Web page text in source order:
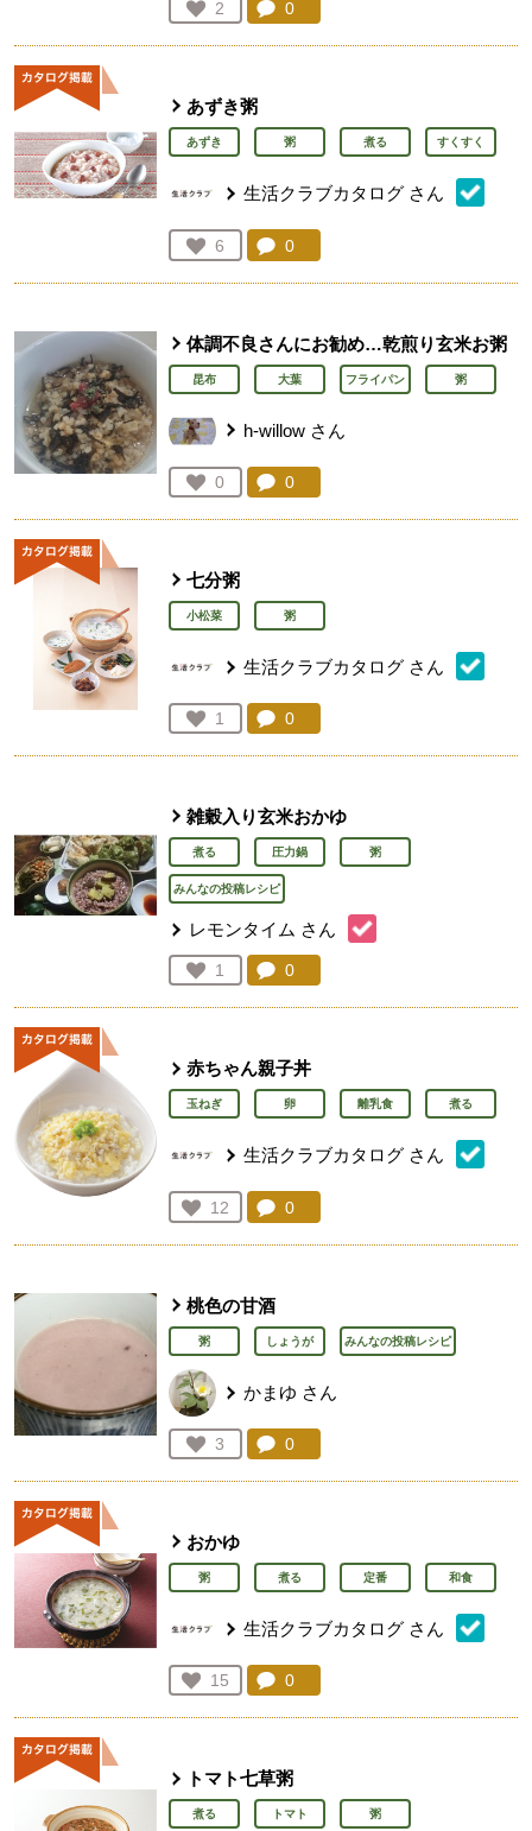
お気に入り登録：
2
人が登録
コメント：
0
あずき粥
あずき 粥 煮る すくすく
生活クラブカタログ さん
お気に入り登録：
6
人が登録
コメント：
0
体調不良さんにお勧め…乾煎り玄米お粥
昆布 大葉 フライパン 粥
h-willow さん
お気に入り登録：
0
人が登録
コメント：
0
七分粥
小松菜 粥
生活クラブカタログ さん
お気に入り登録：
1
人が登録
コメント：
0
雑穀入り玄米おかゆ
煮る 圧力鍋 粥
みんなの投稿レシピ
レモンタイム さん
お気に入り登録：
1
人が登録
コメント：
0
赤ちゃん親子丼
玉ねぎ 卵 離乳食 煮る
生活クラブカタログ さん
お気に入り登録：
12
人が登録
コメント：
0
桃色の甘酒
粥 しょうが みんなの投稿レシピ
かまゆ さん
お気に入り登録：
3
人が登録
コメント：
0
おかゆ
粥 煮る 定番 和食
生活クラブカタログ さん
お気に入り登録：
15
人が登録
コメント：
0
トマト七草粥
煮る トマト 粥